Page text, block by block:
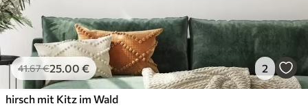
41.67€25.00 € 2
hirsch mit Kitz im Wald